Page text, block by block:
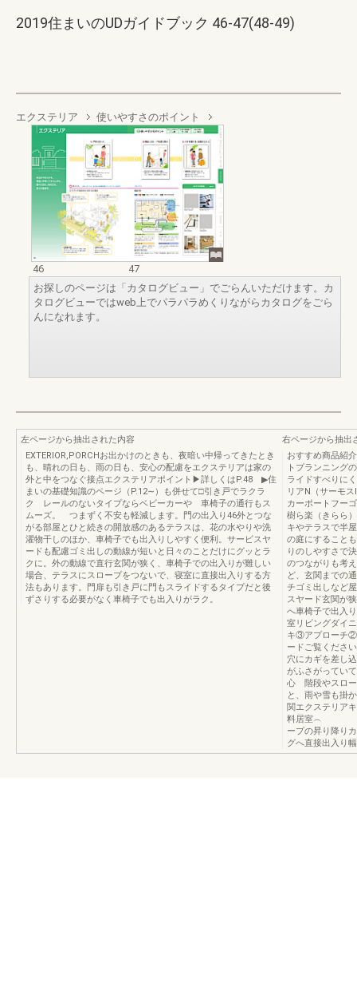
2019住まいのUDガイドブック 46-47(48-49)
エクステリア 使いやすさのポイント
46
47
お探しのページは「カタログビュー」でごらんいただけます。カ
タログビューではweb上でパラパラめくりながらカタログをごら
んになれます。
左ページから抽出された内容
EXTERIOR,PORCHお出かけのときも、夜暗い中帰ってきたとき
も、晴れの日も、雨の日も、安心の配慮をエクステリアは家の
外と中をつなぐ接点エクステリアポイント▶詳しくはP.48 ▶住
まいの基礎知識のページ（P.12∼）も併せて□引き戸でラクラ
ク レールのないタイプならベビーカーや 車椅子の通行もス
ムーズ。 つまずく不安も軽減します。門の出入り46外とつな
がる部屋とひと続きの開放感のあるテラスは、花の水やりや洗
濯物干しのほか、車椅子でも出入りしやすく便利。サービスヤ
ードも配慮ゴミ出しの動線が短いと日々のことだけにグッとラ
クに。外の動線で直行玄関が狭く、車椅子での出入りが難しい
場合、テラスにスロープをつないで、寝室に直接出入りする方
法もあります。門扉も引き戸に門もスライドするタイプだと後
ずさりする必要がなく車椅子でも出入りがラク。
右ページから抽出
おすすめ商品紹
トプランニング
ライドすべりに
リアN（サーモ
カーポートフー
樹ら楽（きらら
キやテラスで半
の庭にすること
りのしやすさで
のつながりも考
ど、玄関までの
チゴミ出しなど
スヤード玄関が
へ車椅子で出入
室リビングダイ
キ③アプローチ②
ードご覧くださ
穴にカギを差し
がふさがってい
心 階段やスロ
と、雨や雪も掛
関エクステリア
料居室︵ ︶リ
ープの昇り降り
グへ直接出入り